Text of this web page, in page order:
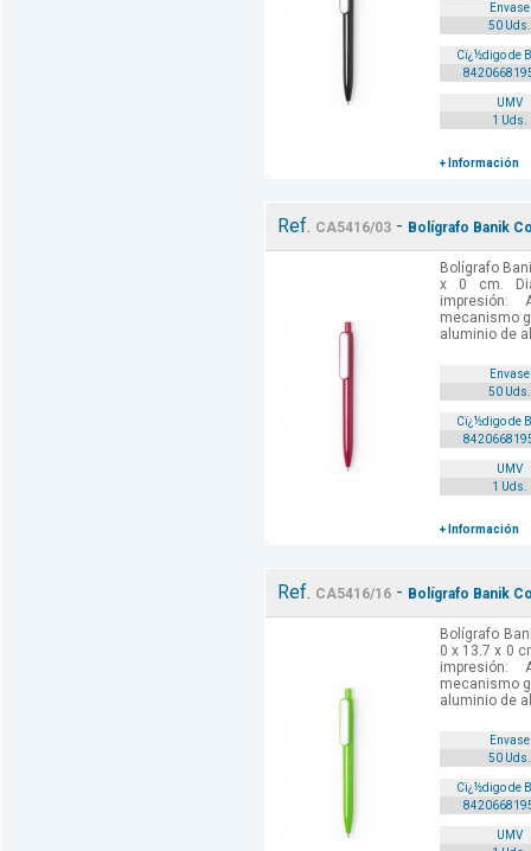
Envase
50 Uds.
Cï¿½digo de
UMV
1 Uds.
+ Información
Ref. CA5416/03- Bolígrafo Banik
Bolígrafo
x 0 cm.
impresión:
mecanismo
aluminio de
Envase
50 Uds.
Cï¿½digo de
UMV
1 Uds.
+ Información
Ref. CA5416/16- Bolígrafo Banik
Bolígrafo
0 x 13.7 x 0
impresión:
mecanismo
aluminio de
Envase
50 Uds.
Cï¿½digo de
UMV